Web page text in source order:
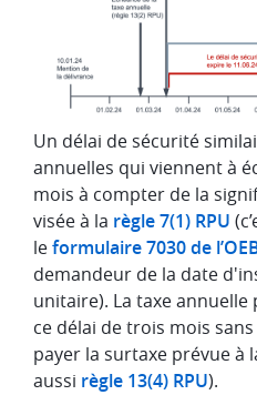
Un délai de sécurité
annuelles qui viennent à
mois à compter de la
visée à la règle 7(1) RPU
leformulaire 7030 de
demandeur de la date
unitaire). La taxe
ce délai de trois mois
payer la surtaxe prévue à
aussi règle 13(4) RPU).